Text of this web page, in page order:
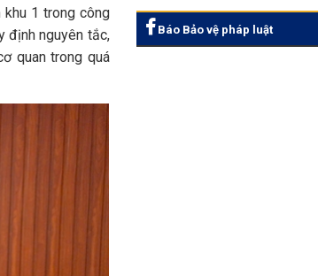
khu 1 trong công
định nguyên tắc,
quan trong quá
Báo Bảo vệ pháp luật